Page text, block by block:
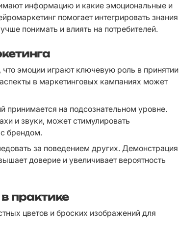
информацию и какие эмоциональные и
помогает интегрировать знания
понимать и влиять на потребителей.
эмоции играют ключевую роль в принятии
в маркетинговых кампаниях может
принимается на подсознательном уровне.
и звуки, может стимулировать
брендом.
за поведением других. Демонстрация
доверие и увеличивает вероятность
практике
цветов и броских изображений для